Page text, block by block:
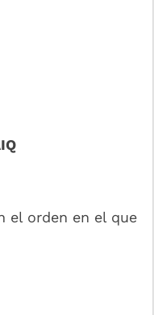
el orden en el que